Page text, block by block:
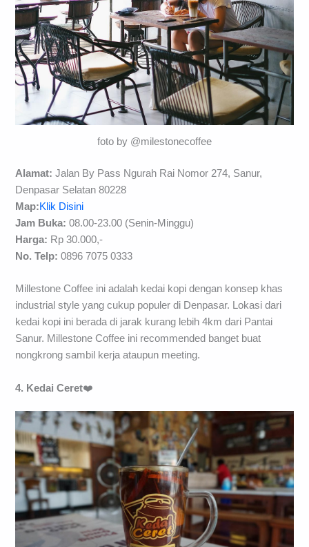
foto by @milestonecoffee
Alamat: Jalan By Pass Ngurah Rai Nomor 274, Sanur,
Denpasar Selatan 80228
Map:Klik Disini
Jam Buka: 08.00-23.00 (Senin-Minggu)
Harga: Rp 30.000,-
No. Telp: 0896 7075 0333
Millestone Coffee ini adalah kedai kopi dengan konsep khas
industrial style yang cukup populer di Denpasar. Lokasi dari
kedai kopi ini berada di jarak kurang lebih 4km dari Pantai
Sanur. Millestone Coffee ini recommended banget buat
nongkrong sambil kerja ataupun meeting.
4. Kedai Ceret❤️